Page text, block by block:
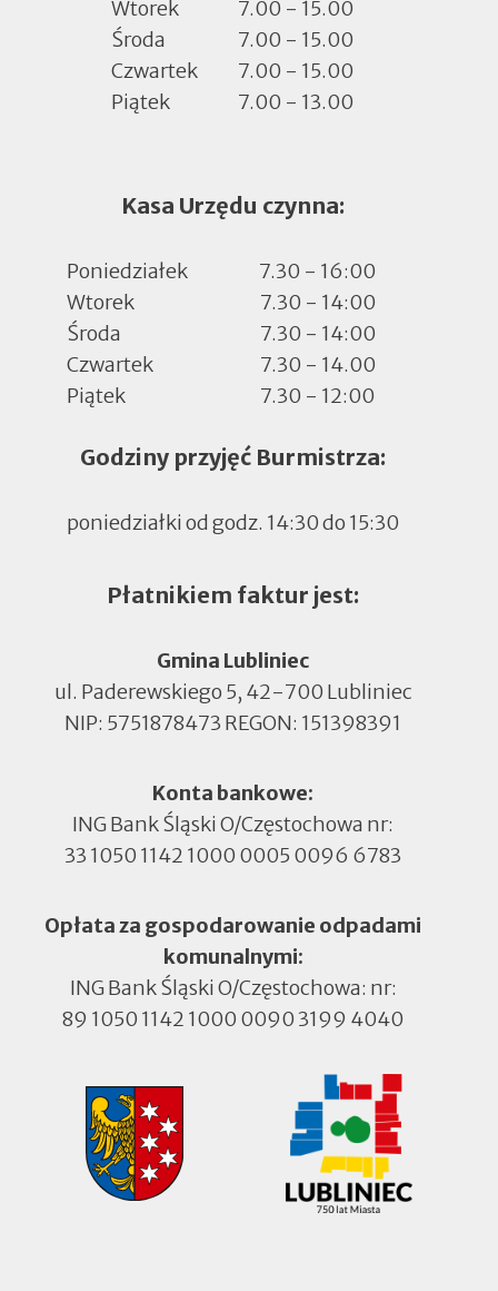
Wtorek
7.00 - 15.00
Środa
7.00 - 15.00
Czwartek
7.00 - 15.00
Piątek
7.00 - 13.00
Kasa Urzędu czynna:
Poniedziałek
7.30 - 16:00
Wtorek
7.30 - 14:00
Środa
7.30 - 14:00
Czwartek
7.30 - 14.00
Piątek
7.30 - 12:00
Godziny przyjęć Burmistrza:
poniedziałki od godz. 14:30 do 15:30
Płatnikiem faktur jest:
Gmina Lubliniec
ul. Paderewskiego 5, 42-700 Lubliniec
NIP: 5751878473 REGON: 151398391
Konta bankowe:
ING Bank Śląski O/Częstochowa nr:
33 1050 1142 1000 0005 0096 6783
Opłata za gospodarowanie odpadami
komunalnymi:
ING Bank Śląski O/Częstochowa: nr:
89 1050 1142 1000 0090 3199 4040